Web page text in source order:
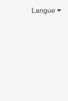
Langue